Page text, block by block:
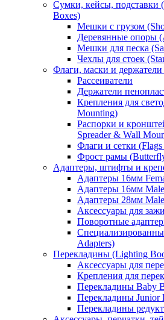
Сумки, кейсы, подставки
Boxes)
Мешки с грузом
Деревянные опоры
Мешки для песка
Чехлы для стоек
Флаги, маски и
Рассеиватели
Держатели
Крепления для
Mounting)
Распорки и
Spreader & Wall
Флаги и сетки
Фрост рамы
Адаптеры, штифты и
Адаптеры 16мм
Адаптеры 16мм Male
Адаптеры 28мм Male
Аксессуары для
Поворотные
Adapters)
Перекладины (Lighting
Аксессуары для
Крепления для
Перекладины Baby
Перекладины Junior
Перекладины